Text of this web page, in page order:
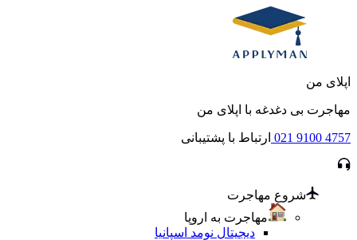
اپلای من
مهاجرت بی دغدغه با اپلای من
021 9100 4757 ارتباط با پشتیبانی
شروع مهاجرت
مهاجرت به اروپا
دیجیتال نومد اسپانیا